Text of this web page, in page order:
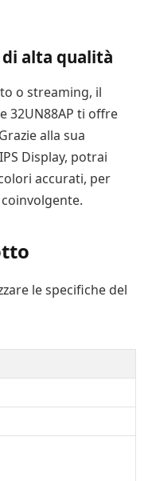
alta qualità
o streaming, il
32UN88AP ti offre
alla sua
Display, potrai
accurati, per
le specifiche del